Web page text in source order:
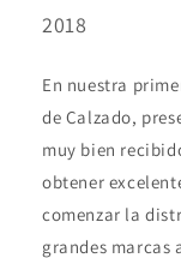
2018
En nuestra
de Calzado,
muy bien
obtener
comenzar la
grandes marcas